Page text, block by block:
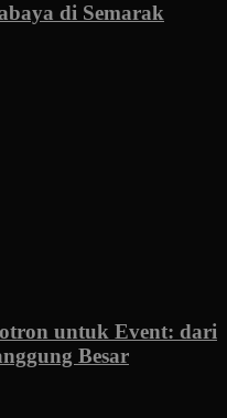
di Semarak
untuk Event: dari
Besar